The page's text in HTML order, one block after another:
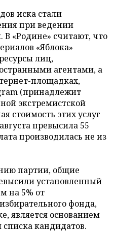
иска стали
при ведении
«Родине» считают, что
«Яблока»
лиц,
агентами, а
площадках,
(принадлежит
экстремистской
стоимость этих услуг
превысила 55
производилась не из
партии, общие
установленный
на 5% от
фонда,
является основанием
кандидатов.